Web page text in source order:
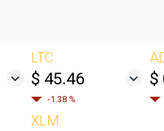
LTC
$ 45.46
-1.38 %
$
XLM